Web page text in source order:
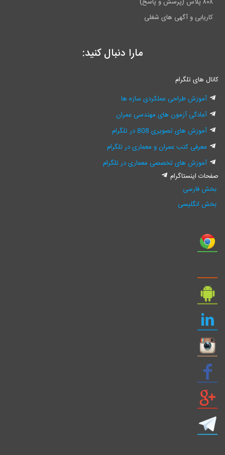
کاریابی و آگهی های شغلی
مارا دنبال کنید:
کانال های تلگرام
آموزش طراحی عملکردی سازه ها
آمادگی آزمون های مهندسی عمران
آموزش های تصویری 808 در تلگرام
معرفی کتب عمران و معماری در تلگرام
آموزش های تخصصی معماری در تلگرام
صفحات اینستاگرام
بخش فارسی
بخش انگلیسی